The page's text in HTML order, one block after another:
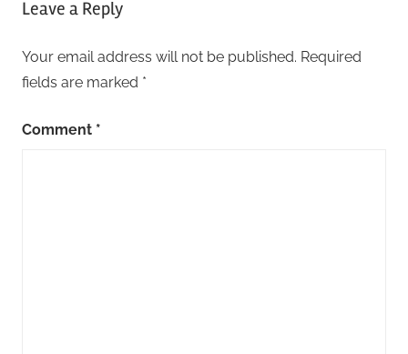
Leave a Reply
Your email address will not be published. Required
fields are marked *
Comment *